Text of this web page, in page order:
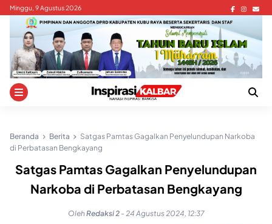
Skip
content
Minggu, 9 Agustus 2026
Beranda Berita
Satgas Pamtas Gagalkan Penyelundupan Narkoba
di Perbatasan Bengkayang
Satgas Pamtas Gagalkan Penyelundupan
Narkoba di Perbatasan Bengkayang
OlehRedaksi 2 - 24 Agustus 2024, 12:37